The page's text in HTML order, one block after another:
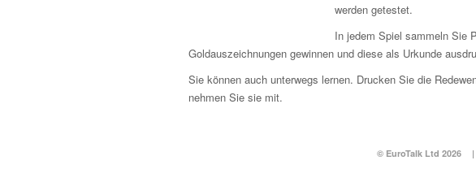
werden getestet.
In jedem Spiel sammeln Sie
Goldauszeichnungen gewinnen und diese als Urkunde
Sie können auch unterwegs lernen. Drucken Sie die
nehmen Sie sie mit.
© EuroTalk Ltd 2026 |